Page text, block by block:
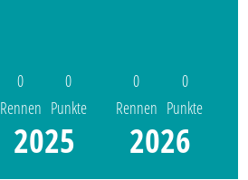
0
Rennen
0
Punkte
2025
0
Rennen
0
Punkte
2026